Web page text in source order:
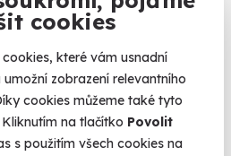
cookies
které vám usnadní
zobrazení relevantního
cookies můžeme také tyto
na tlačítko Povolit
s použitím všech cookies na